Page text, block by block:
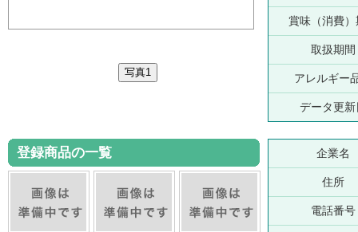
賞味（消費）
取扱期間
アレルギー
データ更新
登録商品の一覧 企業名
住所
電話番号